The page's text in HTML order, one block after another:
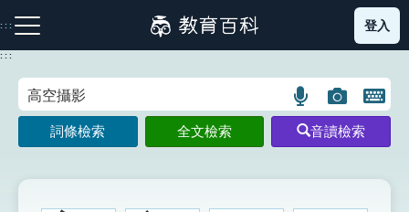
到
主
:::
注音索引圖示 筆畫索引圖示 部首索引表圖示
登入
:::
語
言
搜
示
圖
片
搜
示
開
鍵
圖
詞條檢索 全文檢索 音讀檢索